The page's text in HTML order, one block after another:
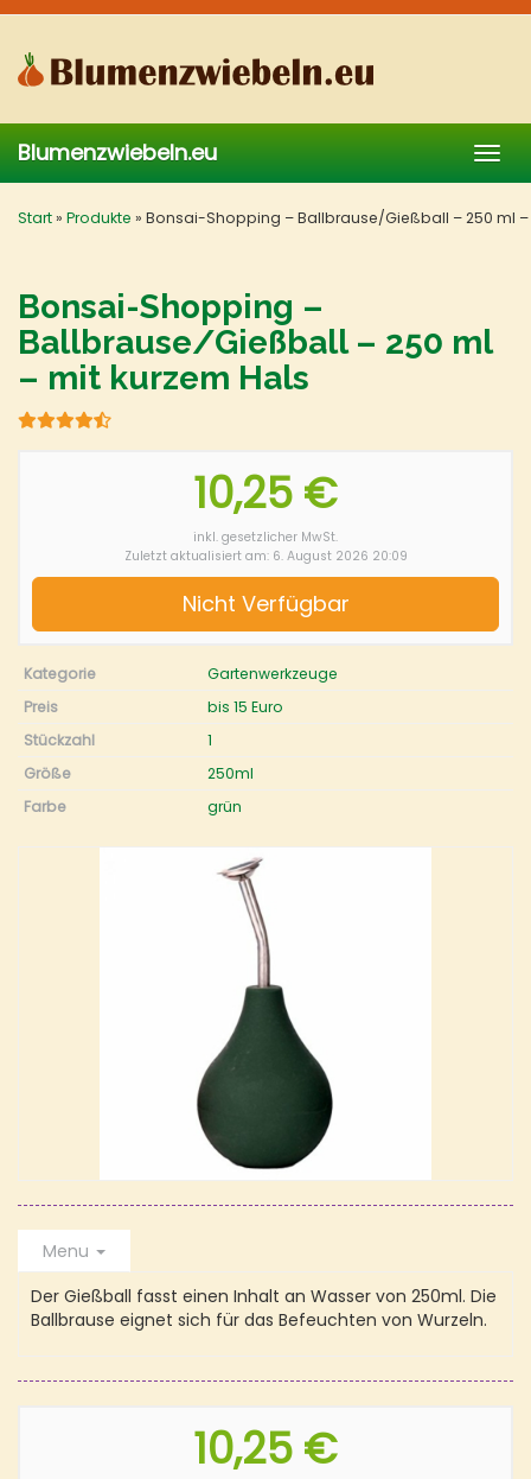
Skip
main
content
Blumenzwiebeln.eu
Start» Produkte » Bonsai-Shopping – Ballbrause/Gießball – 250 ml –
Bonsai-Shopping –
Ballbrause/Gießball – 250 ml
– mit kurzem Hals
10,25 €
inkl. gesetzlicher MwSt.
Zuletzt aktualisiert am: 6. August 2026 20:09
Nicht Verfügbar
Kategorie
Gartenwerkzeuge
Preis
bis 15 Euro
Stückzahl
1
Größe
250ml
Farbe
grün
Menu
Der Gießball fasst einen Inhalt an Wasser von 250ml. Die
Ballbrause eignet sich für das Befeuchten von Wurzeln.
10,25 €